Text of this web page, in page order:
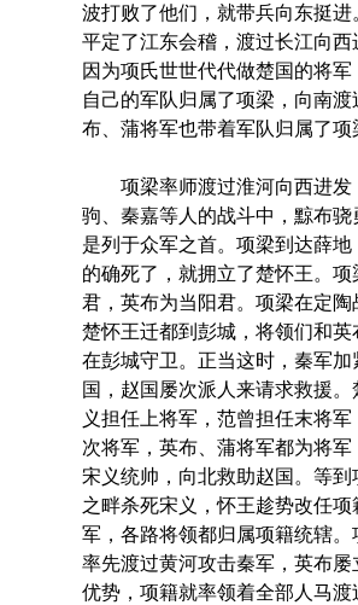
波打败了他们，就带兵向东挺进
平定了江东会稽，渡过长江向西
因为项氏世世代代做楚国的将军
自己的军队归属了项梁，向南渡
布、蒲将军也带着军队归属了项
项梁率师渡过淮河向西进发
驹、秦嘉等人的战斗中，黥布骁
是列于众军之首。项梁到达薛地
的确死了，就拥立了楚怀王。项
君，英布为当阳君。项梁在定陶
楚怀王迁都到彭城，将领们和英
在彭城守卫。正当这时，秦军加
国，赵国屡次派人来请求救援。
义担任上将军，范曾担任末将军
次将军，英布、蒲将军都为将军
宋义统帅，向北救助赵国。等到
之畔杀死宋义，怀王趁势改任项
军，各路将领都归属项籍统辖。
率先渡过黄河攻击秦军，英布屡
优势，项籍就率领着全部人马渡